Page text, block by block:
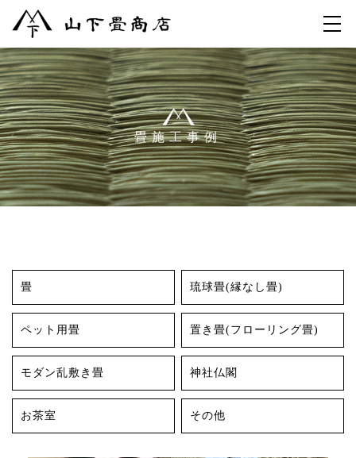
畳施工事例
畳 琉球畳(縁なし畳)
ペット用畳 置き畳(フローリング畳)
モダン乱敷き畳 神社仏閣
お茶室 その他